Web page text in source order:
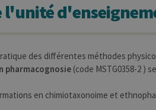
l'unité
des différentes méthodes
pharmacognosie (code MSTG0358-2 )
en chimiotaxonoime et